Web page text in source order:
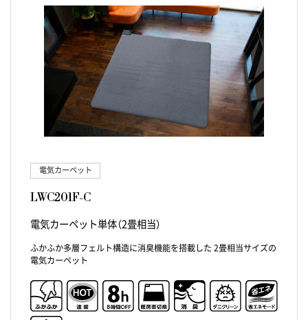
電気カーペット
LWC201F-C
電気カーペット単体（2畳相当）
ふかふか多層フェルト構造に消臭機能を搭載した 2畳相当サイズの
電気カーペット